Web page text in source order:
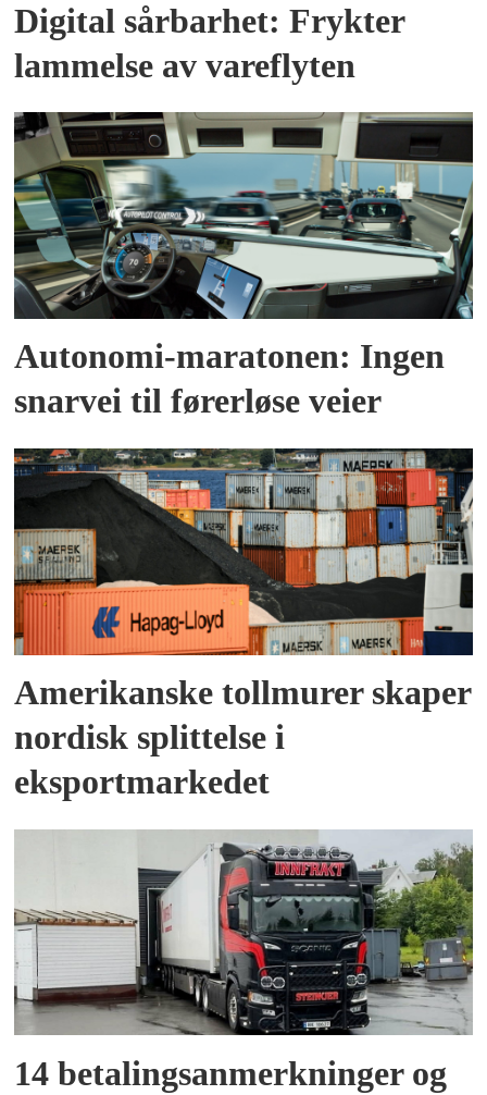
Digital sårbarhet: Frykter
lammelse av vareflyten
Autonomi-maratonen: Ingen
snarvei til førerløse veier
Amerikanske tollmurer skaper
nordisk splittelse i
eksportmarkedet
14 betalingsanmerkninger og